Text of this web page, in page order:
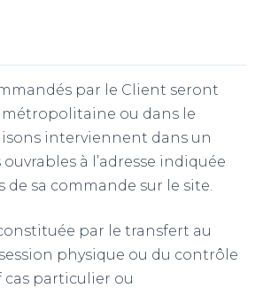
par le Client seront
métropolitaine ou dans le
interviennent dans un
à l’adresse indiquée
de sa commande sur le site.
par le transfert au
physique ou du contrôle
cas particulier ou